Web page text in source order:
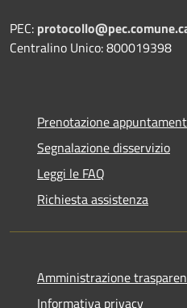
PEC:
Centralino Unico: 800019398
Prenotazione
Segnalazione disservizio
Leggi le FAQ
Richiesta assistenza
Amministrazione
Informativa privacy